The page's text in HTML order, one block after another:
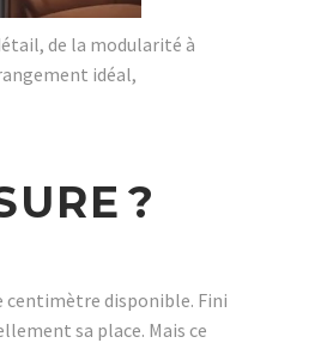
de la modularité à
idéal,
?
centimètre disponible. Fini
sa place. Mais ce